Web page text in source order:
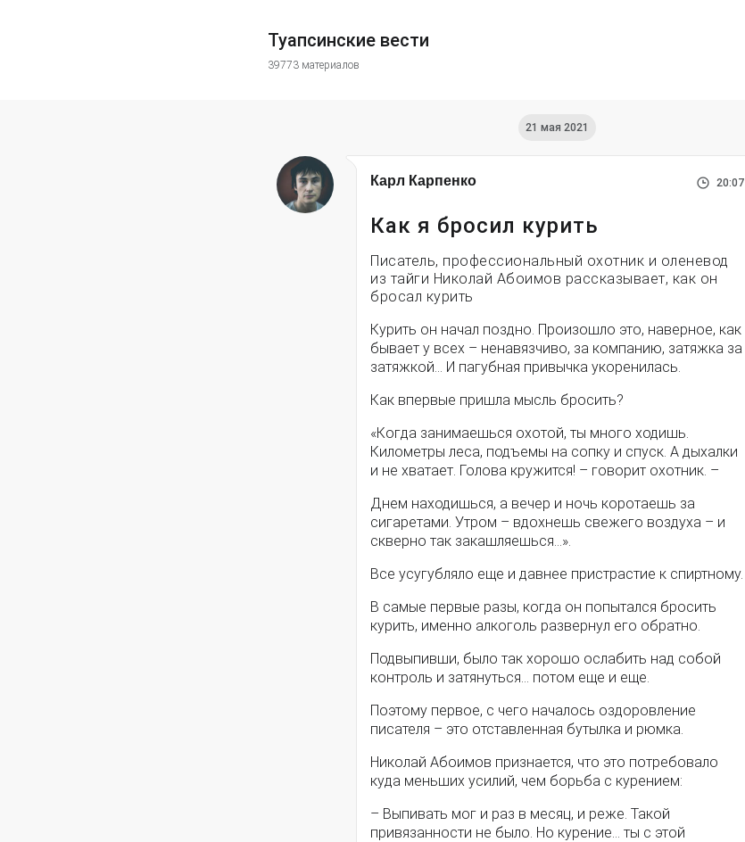
Туапсинские вести
39773 материалов
21 мая 2021
Карл Карпенко 20:07
Как я бросил курить
Писатель, профессиональный охотник и оленевод
из тайги Николай Абоимов рассказывает, как он
бросал курить
Курить он начал поздно. Произошло это, наверное, как
бывает у всех – ненавязчиво, за компанию, затяжка за
затяжкой… И пагубная привычка укоренилась.
Как впервые пришла мысль бросить?
«Когда занимаешься охотой, ты много ходишь.
Километры леса, подъемы на сопку и спуск. А дыхалки
и не хватает. Голова кружится! – говорит охотник. –
Днем находишься, а вечер и ночь коротаешь за
сигаретами. Утром – вдохнешь свежего воздуха – и
скверно так закашляешься…».
Все усугубляло еще и давнее пристрастие к спиртному.
В самые первые разы, когда он попытался бросить
курить, именно алкоголь развернул его обратно.
Подвыпивши, было так хорошо ослабить над собой
контроль и затянуться… потом еще и еще.
Поэтому первое, с чего началось оздоровление
писателя – это отставленная бутылка и рюмка.
Николай Абоимов признается, что это потребовало
куда меньших усилий, чем борьба с курением:
– Выпивать мог и раз в месяц, и реже. Такой
привязанности не было. Но курение… ты с этой